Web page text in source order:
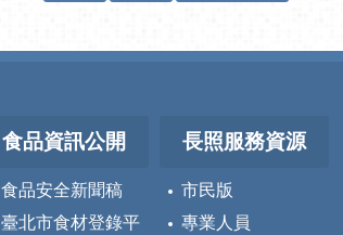
食品資訊公開
食品安全新聞稿
臺北市食材登錄平
長照服務資源
市民版
專業人員